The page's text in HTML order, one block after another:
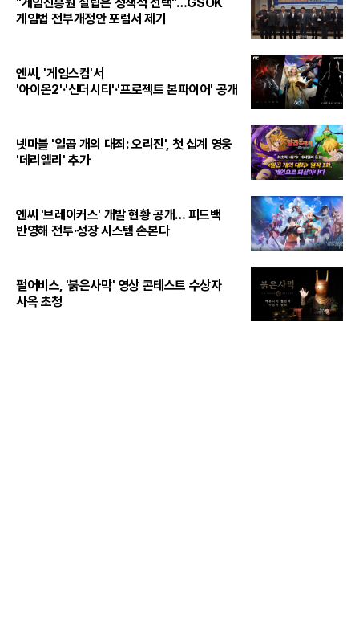
게임법 전부개정안 포럼서 제기
엔씨, '게임스컴'서
'아이온2'·'신더시티'·'프로젝트 본파이어' 공개
넷마블 '일곱 개의 대죄: 오리진', 첫 십계 영웅
'데리엘리' 추가
엔씨 '브레이커스' 개발 현황 공개… 피드백
반영해 전투·성장 시스템 손본다
펄어비스, '붉은사막' 영상 콘테스트 수상자
사옥 초청